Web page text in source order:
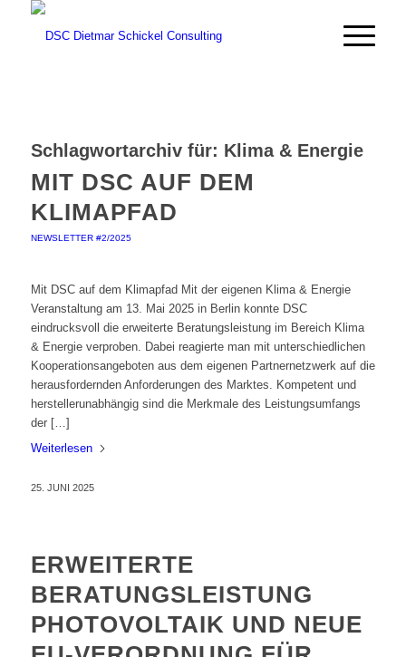
Schlagwortarchiv für: Klima & Energie
MIT DSC AUF DEM
KLIMAPFAD
NEWSLETTER #2/2025
Mit DSC auf dem Klimapfad Mit der eigenen Klima & Energie
Veranstaltung am 13. Mai 2025 in Berlin konnte DSC
eindrucksvoll die erweiterte Beratungsleistung im Bereich Klima
& Energie verproben. Dabei reagierte man mit unterschiedlichen
Kooperationsangeboten aus dem eigenen Partnernetzwerk auf die
herausfordernden Anforderungen des Marktes. Kompetent und
herstellerunabhängig sind die Merkmale des Leistungsumfangs
der […]
Weiterlesen
25. JUNI 2025
ERWEITERTE
BERATUNGSLEISTUNG
PHOTOVOLTAIK UND NEUE